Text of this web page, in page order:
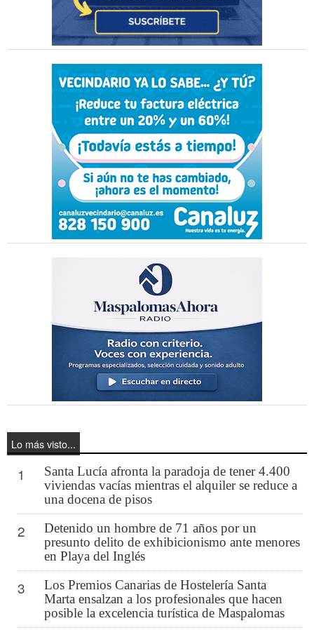
Lo más visto...
1
Santa Lucía afronta la paradoja de tener 4.400
viviendas vacías mientras el alquiler se reduce a
una docena de pisos
2
Detenido un hombre de 71 años por un
presunto delito de exhibicionismo ante menores
en Playa del Inglés
3
Los Premios Canarias de Hostelería Santa
Marta ensalzan a los profesionales que hacen
posible la excelencia turística de Maspalomas